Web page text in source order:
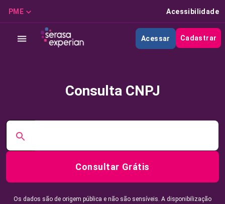
PME Acessibilidade
Acessar Cadastrar
Consulta CNPJ
Consultar Grátis
Os dados são de origem pública e não são sensíveis. A disponibilização